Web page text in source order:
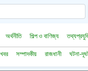
অর্থনীতি শিল্প ও বাণিজ্য
সম্পাদকীয় রাজধানী ঘটনা-